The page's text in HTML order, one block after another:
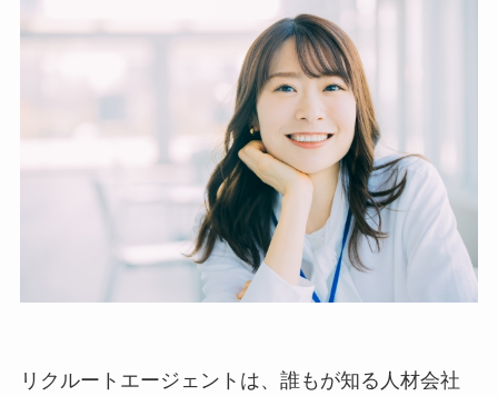
リクルートエージェントは、誰もが知る人材会社